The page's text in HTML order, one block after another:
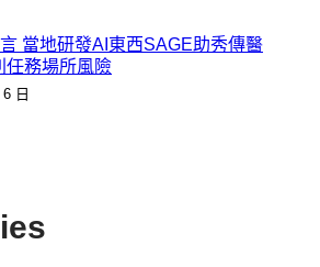
言 當地研發AI東西SAGE助秀傳醫
任務場所風險
日